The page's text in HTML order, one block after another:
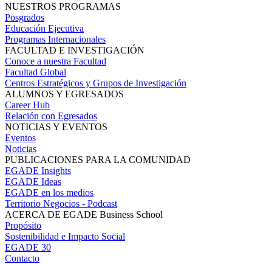
NUESTROS PROGRAMAS
Posgrados
Educación Ejecutiva
Programas Internacionales
FACULTAD E INVESTIGACIÓN
Conoce a nuestra Facultad
Facultad Global
Centros Estratégicos y Grupos de Investigación
ALUMNOS Y EGRESADOS
Career Hub
Relación con Egresados
NOTICIAS Y EVENTOS
Eventos
Noticias
PUBLICACIONES PARA LA COMUNIDAD
EGADE Insights
EGADE Ideas
EGADE en los medios
Territorio Negocios - Podcast
ACERCA DE EGADE Business School
Propósito
Sostenibilidad e Impacto Social
EGADE 30
Contacto